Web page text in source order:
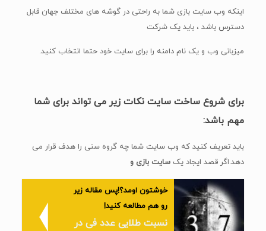
اینکه وب سایت بازی شما به راحتی در گوشه های مختلف جهان قابل
دسترس باشد ، باید یک شرکت
میزبانی وب و یک نام دامنه را برای سایت خود حتما انتخاب کنید.
برای شروع ساخت سایت نکات زیر می تواند برای شما
مهم باشد:
باید تعریف کنید که وب سایت شما چه گروه سنی را هدف قرار می
دهد.اگر قصد ایجاد یک سایت بازی و
خوشتون اومد؟!پس مقاله زیر
رو هم مطالعه کنید!
نسبت طلایی عدد فی در